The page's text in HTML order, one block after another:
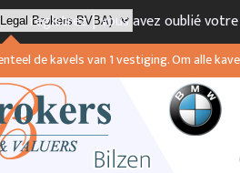
registrez | vous avez oublié
de kavels van 1 vestiging. Om alle